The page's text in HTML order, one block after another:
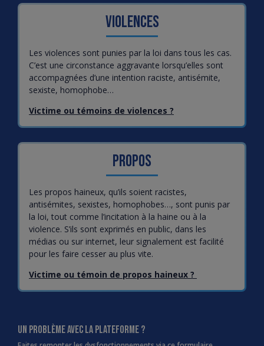
Violences
Les violences sont punies par la loi dans tous les cas.
C’est une circonstance aggravante lorsqu’elles sont
accompagnées d’une intention raciste, antisémite,
sexiste, homophobe…
Victime ou témoins de violences ?
Propos
Les propos haineux, qu’ils soient racistes,
antisémites, sexistes, homophobes…, sont punis par
la loi, tout comme l’incitation à la haine ou à la
violence. S’ils sont exprimés en public, dans les
médias ou sur internet, leur signalement est facilité
pour les faire cesser au plus vite.
Victime ou témoin de propos haineux ?
UN PROBLÈME AVEC LA PLATEFORME ?